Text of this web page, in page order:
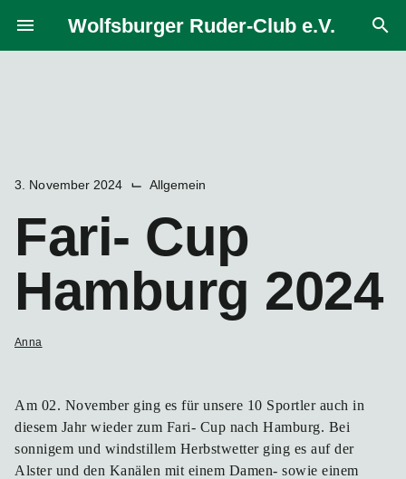
Inhalt
springen
menu Wolfsburger Ruder-Club e.V. search
3. November 2024 ⌙ Allgemein
Fari- Cup
Hamburg 2024
Anna
Am 02. November ging es für unsere 10 Sportler auch in
diesem Jahr wieder zum Fari- Cup nach Hamburg. Bei
sonnigem und windstillem Herbstwetter ging es auf der
Alster und den Kanälen mit einem Damen- sowie einem